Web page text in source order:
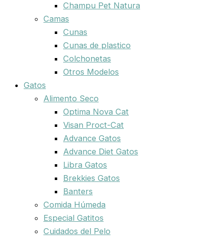
Champu Pet Natura
Camas
Cunas
Cunas de plastico
Colchonetas
Otros Modelos
Gatos
Alimento Seco
Optima Nova Cat
Visan Proct-Cat
Advance Gatos
Advance Diet Gatos
Libra Gatos
Brekkies Gatos
Banters
Comida Húmeda
Especial Gatitos
Cuidados del Pelo